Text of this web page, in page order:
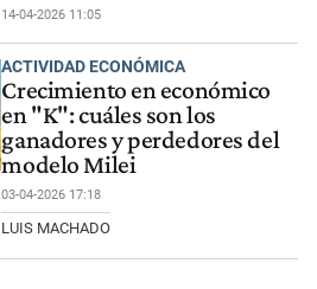
14-04-2026 11:05
ACTIVIDAD ECONÓMICA
Crecimiento en económico
en "K": cuáles son los
ganadores y perdedores del
modelo Milei
03-04-2026 17:18
LUIS MACHADO